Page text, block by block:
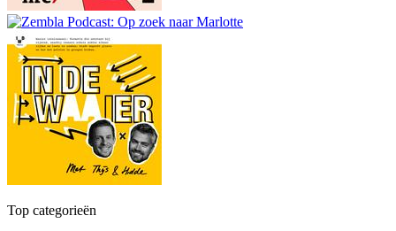
Top categorieën